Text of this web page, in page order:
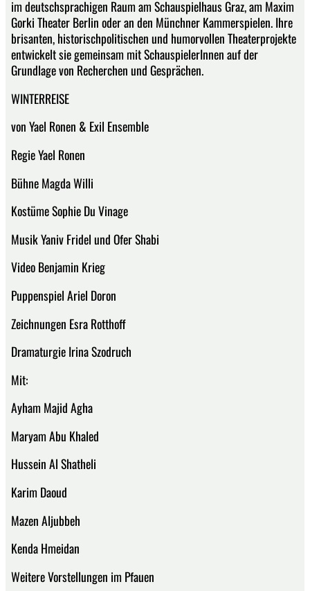
im deutschsprachigen Raum am Schauspielhaus Graz, am Maxim
Gorki Theater Berlin oder an den Münchner Kammerspielen. Ihre
brisanten, historischpolitischen und humorvollen Theaterprojekte
entwickelt sie gemeinsam mit SchauspielerInnen auf der
Grundlage von Recherchen und Gesprächen.
WINTERREISE
von Yael Ronen & Exil Ensemble
Regie Yael Ronen
Bühne Magda Willi
Kostüme Sophie Du Vinage
Musik Yaniv Fridel und Ofer Shabi
Video Benjamin Krieg
Puppenspiel Ariel Doron
Zeichnungen Esra Rotthoff
Dramaturgie Irina Szodruch
Mit:
Ayham Majid Agha
Maryam Abu Khaled
Hussein Al Shatheli
Karim Daoud
Mazen Aljubbeh
Kenda Hmeidan
Weitere Vorstellungen im Pfauen